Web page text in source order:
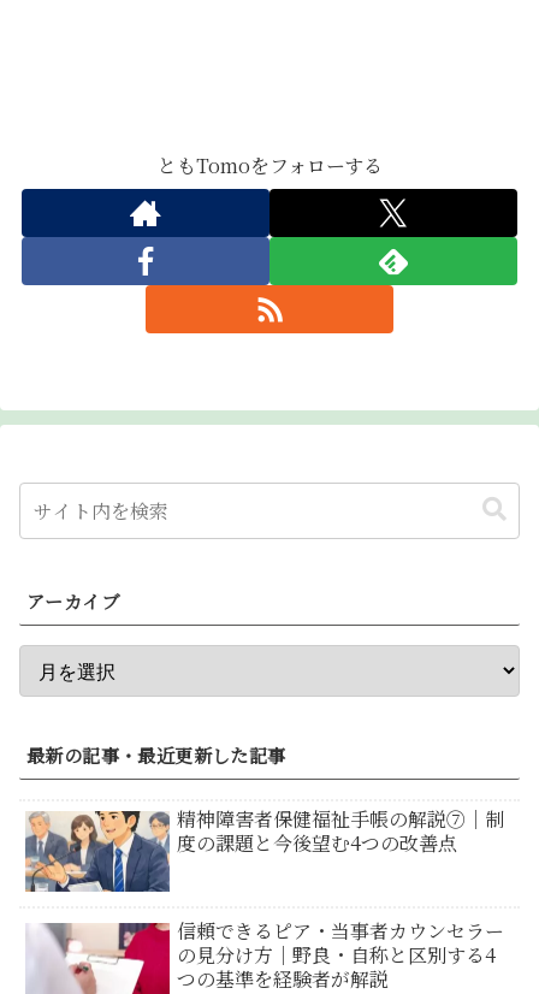
ともTomoをフォローする
アーカイブ
最新の記事・最近更新した記事
精神障害者保健福祉手帳の解説⑦｜制
度の課題と今後望む4つの改善点
信頼できるピア・当事者カウンセラー
の見分け方｜野良・自称と区別する4
つの基準を経験者が解説